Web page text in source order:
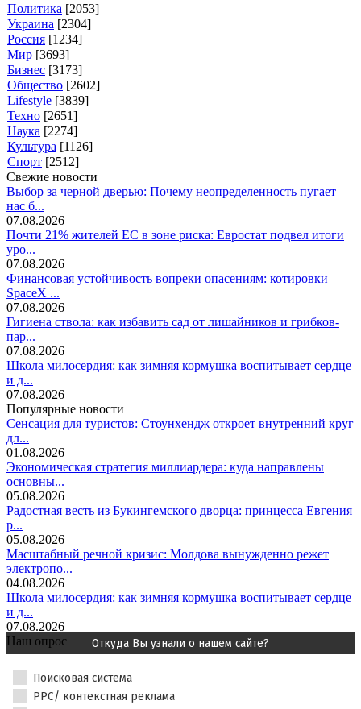
Политика [2053]
Украина [2304]
Россия [1234]
Мир [3693]
Бизнес [3173]
Общество [2602]
Lifestyle [3839]
Техно [2651]
Наука [2274]
Культура [1126]
Спорт [2512]
Свежие новости
Выбор за черной дверью: Почему неопределенность пугает
нас б...
07.08.2026
Почти 21% жителей ЕС в зоне риска: Евростат подвел итоги
уро...
07.08.2026
Финансовая устойчивость вопреки опасениям: котировки
SpaceX ...
07.08.2026
Гигиена ствола: как избавить сад от лишайников и грибков-
пар...
07.08.2026
Школа милосердия: как зимняя кормушка воспитывает сердце
и д...
07.08.2026
Популярные новости
Сенсация для туристов: Стоунхендж откроет внутренний круг
дл...
01.08.2026
Экономическая стратегия миллиардера: куда направлены
основны...
05.08.2026
Радостная весть из Букингемского дворца: принцесса Евгения
р...
05.08.2026
Масштабный речной кризис: Молдова вынужденно режет
электропо...
04.08.2026
Школа милосердия: как зимняя кормушка воспитывает сердце
и д...
07.08.2026
Наш опрос
Откуда Вы узнали о нашем сайте?
Поисковая система
PPC/ контекстная реклама